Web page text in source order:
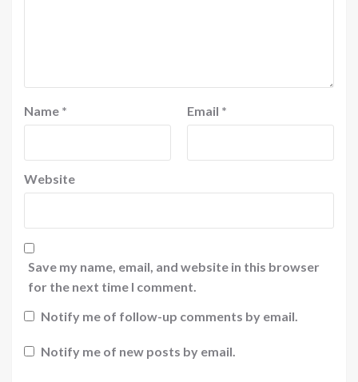
Name * Email *
Website
Save my name, email, and website in this browser
for the next time I comment.
Notify me of follow-up comments by email.
Notify me of new posts by email.